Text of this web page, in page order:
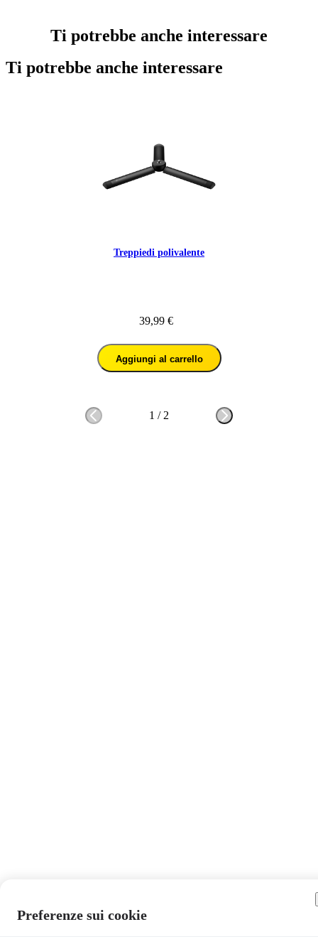
Ti potrebbe anche interessare
Ti potrebbe anche interessare
Treppiedi polivalente
39,99 €
Aggiungi al carrello
1 /2
Preferenze sui cookie